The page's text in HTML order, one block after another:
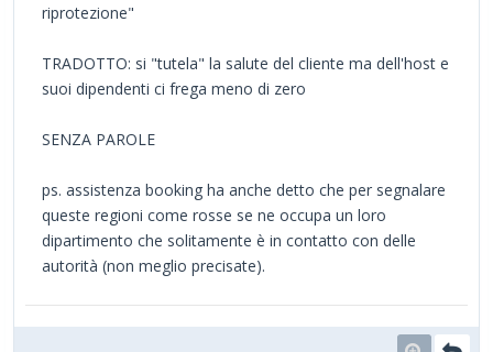
riprotezione"
TRADOTTO: si "tutela" la salute del cliente ma dell'host e
suoi dipendenti ci frega meno di zero
SENZA PAROLE
ps. assistenza booking ha anche detto che per segnalare
queste regioni come rosse se ne occupa un loro
dipartimento che solitamente è in contatto con delle
autorità (non meglio precisate).